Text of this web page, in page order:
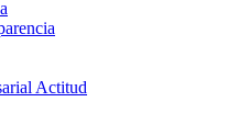
Actitud